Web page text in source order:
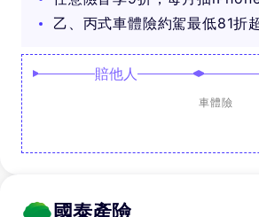
乙、丙式車體險約駕最低81折
賠他人
車體險
國泰產險